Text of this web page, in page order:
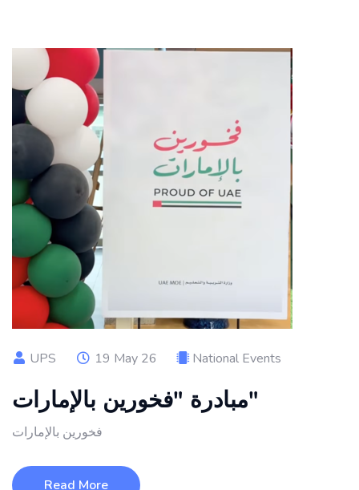
UPS 19 May 26 National Events
مبادرة "فخورين بالإمارات"
فخورين بالإمارات
Read More